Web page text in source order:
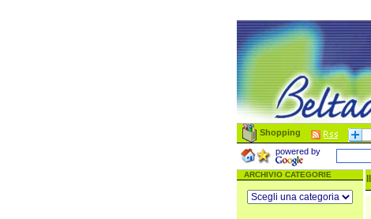
Shopping
powered by
ARCHIVIO CATEGORIE